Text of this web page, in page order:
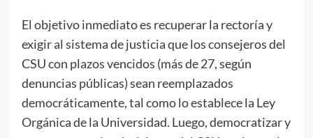
El objetivo inmediato es recuperar la rectoría y
exigir al sistema de justicia que los consejeros del
CSU con plazos vencidos (más de 27, según
denuncias públicas) sean reemplazados
democráticamente, tal como lo establece la Ley
Orgánica de la Universidad. Luego, democratizar y